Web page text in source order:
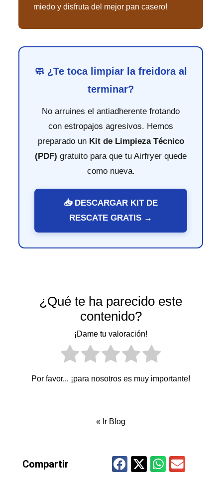
miedo y disfruta del mejor pan casero!
🧼 ¿Te toca limpiar la freidora al
terminar?
No arruines el antiadherente frotando
con estropajos agresivos. Hemos
preparado un Kit de Limpieza Técnico
(PDF) gratuito para que tu Airfryer quede
como nueva.
📥 DESCARGAR KIT DE
RESCATE GRATIS →
¿Qué te ha parecido este
contenido?
¡Dame tu valoración!
Por favor... ¡para nosotros es muy importante!
« Ir Blog
Compartir